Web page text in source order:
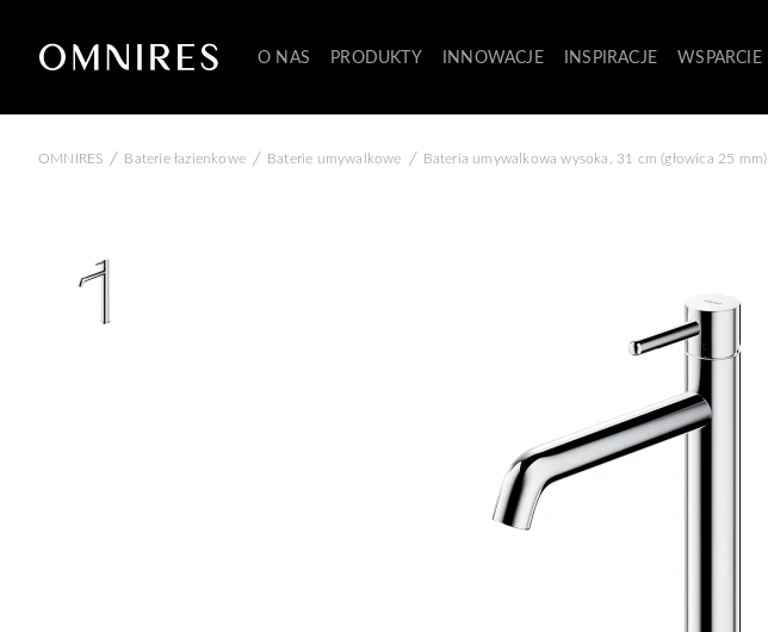
O NAS PRODUKTY INNOWACJE INSPIRACJE WSPARCIE
OMNIRES / Baterie łazienkowe / Baterie umywalkowe / Bateria umywalkowa wysoka, 31 cm (głowica 25 mm)